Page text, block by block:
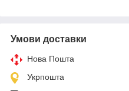
Умови доставки
Нова Пошта
Укрпошта